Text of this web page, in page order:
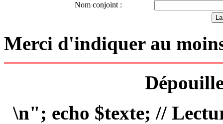
Nom conjoint :
Merci d'indiquer au
\n"; echo $texte; //